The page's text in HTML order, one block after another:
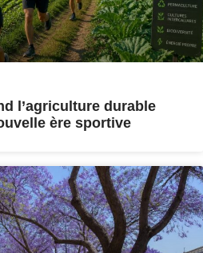
l’agriculture durable
ère sportive